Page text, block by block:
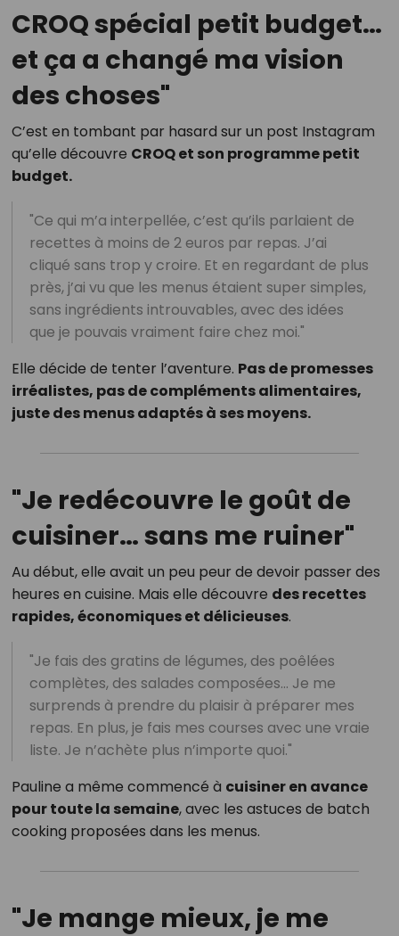
CROQ spécial petit budget…
et ça a changé ma vision
des choses"
C’est en tombant par hasard sur un post Instagram
qu’elle découvre CROQ et son programme petit
budget.
"Ce qui m’a interpellée, c’est qu’ils parlaient de
recettes à moins de 2 euros par repas. J’ai
cliqué sans trop y croire. Et en regardant de plus
près, j’ai vu que les menus étaient super simples,
sans ingrédients introuvables, avec des idées
que je pouvais vraiment faire chez moi."
Elle décide de tenter l’aventure. Pas de promesses
irréalistes, pas de compléments alimentaires,
juste des menus adaptés à ses moyens.
"Je redécouvre le goût de
cuisiner… sans me ruiner"
Au début, elle avait un peu peur de devoir passer des
heures en cuisine. Mais elle découvre des recettes
rapides, économiques et délicieuses.
"Je fais des gratins de légumes, des poêlées
complètes, des salades composées… Je me
surprends à prendre du plaisir à préparer mes
repas. En plus, je fais mes courses avec une vraie
liste. Je n’achète plus n’importe quoi."
Pauline a même commencé à cuisiner en avance
pour toute la semaine, avec les astuces de batch
cooking proposées dans les menus.
"Je mange mieux, je me